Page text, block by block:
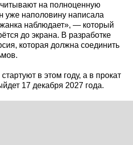
на полноценную
наполовину написала
наблюдает», — который
до экрана. В разработке
которая должна соединить
в этом году, а в прокат
17 декабря 2027 года.